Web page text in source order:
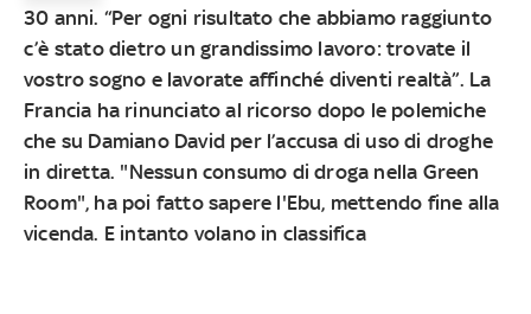
30 anni. “Per ogni risultato che abbiamo raggiunto
c’è stato dietro un grandissimo lavoro: trovate il
vostro sogno e lavorate affinché diventi realtà”. La
Francia ha rinunciato al ricorso dopo le polemiche
che su Damiano David per l’accusa di uso di droghe
in diretta. "Nessun consumo di droga nella Green
Room", ha poi fatto sapere l'Ebu, mettendo fine alla
vicenda. E intanto volano in classifica